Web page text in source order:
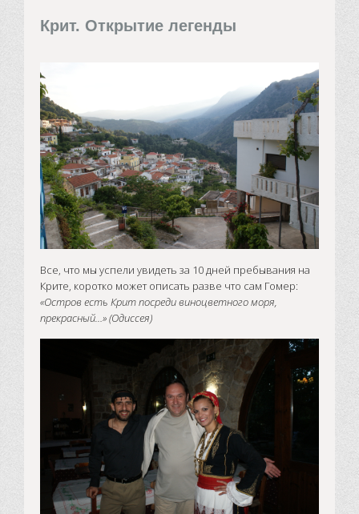
Крит. Открытие легенды
Все, что мы успели увидеть за 10 дней пребывания на
Крите, коротко может описать разве что сам Гомер:
«Остров есть Крит посреди виноцветного моря,
прекрасный…» (Одиссея)